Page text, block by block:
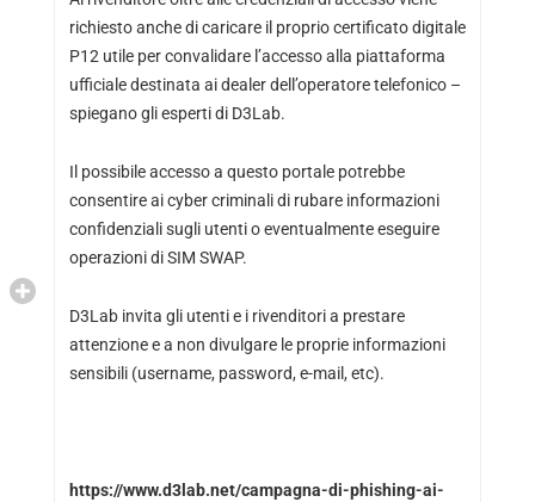
richiesto anche di caricare il proprio certificato digitale
P12 utile per convalidare l’accesso alla piattaforma
ufficiale destinata ai dealer dell’operatore telefonico –
spiegano gli esperti di D3Lab.
Il possibile accesso a questo portale potrebbe
consentire ai cyber criminali di rubare informazioni
confidenziali sugli utenti o eventualmente eseguire
operazioni di SIM SWAP.
D3Lab invita gli utenti e i rivenditori a prestare
attenzione e a non divulgare le proprie informazioni
sensibili (username, password, e-mail, etc).
https://www.d3lab.net/campagna-di-phishing-ai-